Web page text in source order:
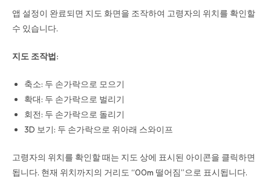
앱 설정이 완료되면 지도 화면을 조작하여 고령자의 위치를 확인할
수 있습니다.
지도 조작법:
축소: 두 손가락으로 모으기
확대: 두 손가락으로 벌리기
회전: 두 손가락으로 돌리기
3D 보기: 두 손가락으로 위아래 스와이프
고령자의 위치를 확인할 때는 지도 상에 표시된 아이콘을 클릭하면
됩니다. 현재 위치까지의 거리도 “00m 떨어짐”으로 표시됩니다.